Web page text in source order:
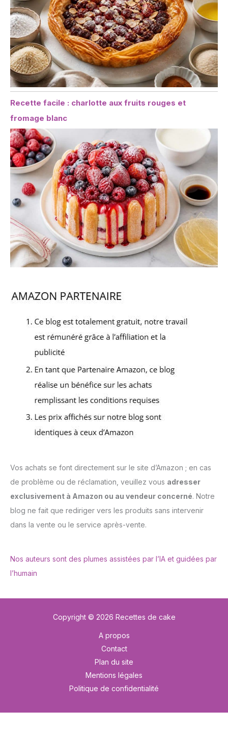
Recette facile : charlotte aux fruits rouges et
fromage blanc
Vos achats se font directement sur le site d’Amazon ; en cas
de problème ou de réclamation, veuillez vous adresser
exclusivement à Amazon ou au vendeur concerné. Notre
blog ne fait que rediriger vers les produits sans intervenir
dans la vente ou le service après-vente.
Nos auteurs sont des plumes assistées par l’IA et guidées par
l’humain
Copyright © 2026 Recettes de cake
A propos
Contact
Plan du site
Mentions légales
Politique de confidentialité